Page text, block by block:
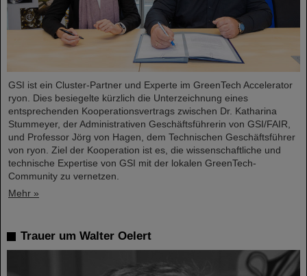
GSI ist ein Cluster-Partner und Experte im GreenTech Accelerator
ryon. Dies besiegelte kürzlich die Unterzeichnung eines
entsprechenden Kooperationsvertrags zwischen Dr. Katharina
Stummeyer, der Administrativen Geschäftsführerin von GSI/FAIR,
und Professor Jörg von Hagen, dem Technischen Geschäftsführer
von ryon. Ziel der Kooperation ist es, die wissenschaftliche und
technische Expertise von GSI mit der lokalen GreenTech-
Community zu vernetzen.
Mehr »
Trauer um Walter Oelert